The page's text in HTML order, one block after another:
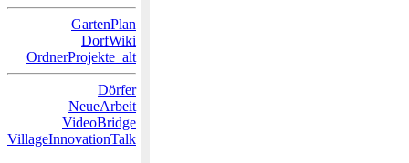
GartenPlan
DorfWiki
OrdnerProjekte_alt
Dörfer
NeueArbeit
VideoBridge
VillageInnovationTalk